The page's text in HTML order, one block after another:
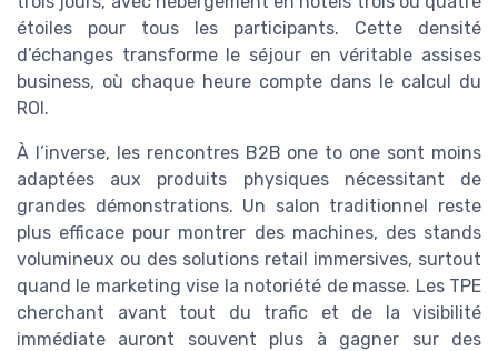
étoiles pour tous les participants. Cette densité
d’échanges transforme le séjour en véritable assises
business, où chaque heure compte dans le calcul du
ROI.
À l’inverse, les rencontres B2B one to one sont moins
adaptées aux produits physiques nécessitant de
grandes démonstrations. Un salon traditionnel reste
plus efficace pour montrer des machines, des stands
volumineux ou des solutions retail immersives, surtout
quand le marketing vise la notoriété de masse. Les TPE
cherchant avant tout du trafic et de la visibilité
immédiate auront souvent plus à gagner sur des